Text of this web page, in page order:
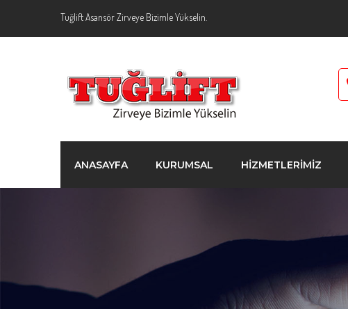
Tuğlift Asansör Zirveye Bizimle Yükselin.
ANASAYFA KURUMSAL HİZMETLERİMİZ